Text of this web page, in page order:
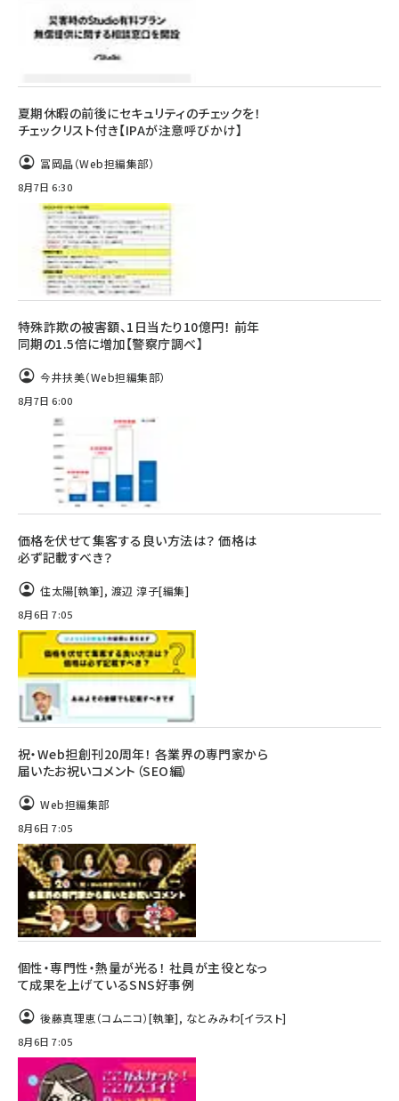
夏期休暇の前後にセキュリティのチェックを！
チェックリスト付き【IPAが注意呼びかけ】
冨岡晶（Web担編集部）
8月7日 6:30
特殊詐欺の被害額、1日当たり10億円！ 前年
同期の1.5倍に増加【警察庁調べ】
今井扶美（Web担編集部）
8月7日 6:00
価格を伏せて集客する良い方法は？ 価格は
必ず記載すべき？
住太陽[執筆], 渡辺 淳子[編集]
8月6日 7:05
祝・Web担創刊20周年！ 各業界の専門家から
届いたお祝いコメント（SEO編）
Web担編集部
8月6日 7:05
個性・専門性・熱量が光る！ 社員が主役となっ
て成果を上げているSNS好事例
後藤真理恵（コムニコ）[執筆], なとみみわ[イラスト]
8月6日 7:05